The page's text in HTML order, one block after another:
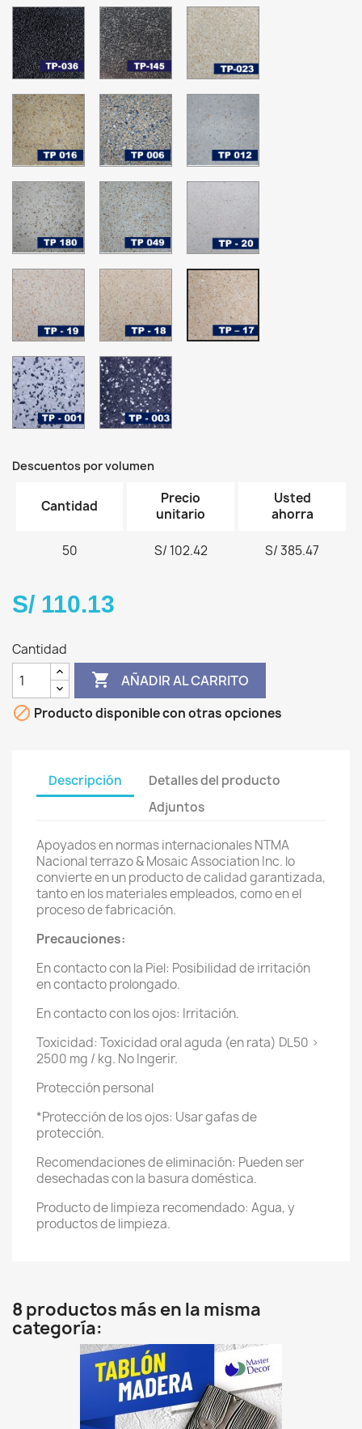
TP-
036
Terrazo
Negro
Natural
TP-
145
Terrazo
Gris
Pepper
TP-
023
Whisper
White
TP-
016
Terrazo
Amarillo
-
Grano
01
TP-
006
Terrazo
Aurora
Grey
-
Grano
01
Terrazo
Menta
-
TP-
180
Terrazo
Crema
Aurora
-
Grano
01
TP-
049
Terrazo
Crema
Canela
-
Grano
01
TP-
19
-
Grano
01
TP-
18
-
Grano
01
TP-
-
Grano
01
TP-
001-
Grano
01
TP-
003
-
NEGRO
GALAXIA
01
Descuentos por volumen
Cantidad
Precio
unitario
Usted
ahorra
50 S/ 102.42 S/ 385.47
S/ 110.13
Cantidad
 AÑADIR AL CARRITO
 Producto disponible con otras opciones
Descripción
Detalles del producto
Adjuntos
Apoyados en normas internacionales NTMA
Nacional terrazo & Mosaic Association Inc. lo
convierte en un producto de calidad garantizada,
tanto en los materiales empleados, como en el
proceso de fabricación.
Precauciones:
En contacto con la Piel: Posibilidad de irritación
en contacto prolongado.
En contacto con los ojos: Irritación.
Toxicidad: Toxicidad oral aguda (en rata) DL50 >
2500 mg / kg. No Ingerir.
Protección personal
*Protección de los ojos: Usar gafas de
protección.
Recomendaciones de eliminación: Pueden ser
desechadas con la basura doméstica.
Producto de limpieza recomendado: Agua, y
productos de limpieza.
8 productos más en la misma
categoría: